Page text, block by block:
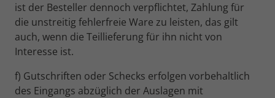
ist der Besteller dennoch verpflichtet, Zahlung für
die unstreitig fehlerfreie Ware zu leisten, das gilt
auch, wenn die Teillieferung für ihn nicht von
Interesse ist.
f) Gutschriften oder Schecks erfolgen vorbehaltlich
des Eingangs abzüglich der Auslagen mit
Laufzeit Session (Pixel)
Zweck
Wird von Facebook genutzt, um eine
Werbetreibender.